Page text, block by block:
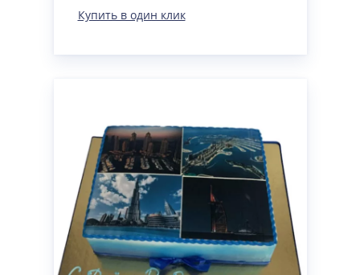
Купить в один клик